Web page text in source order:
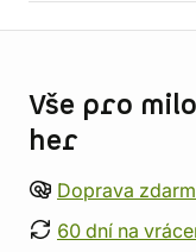
Vše pro
her
Doprava
60 dní na